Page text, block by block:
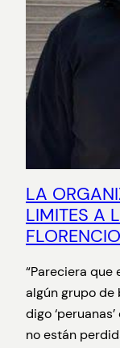
LA
LIMITES A
“Pareciera que
algún grupo de
digo
no están